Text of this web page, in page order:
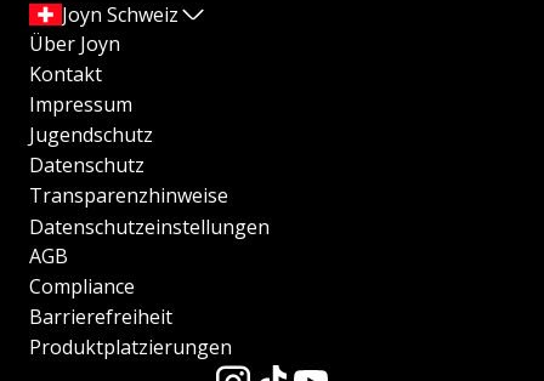
Joyn Schweiz
Über Joyn
Kontakt
Impressum
Jugendschutz
Datenschutz
Transparenzhinweise
Datenschutzeinstellungen
AGB
Compliance
Barrierefreiheit
Produktplatzierungen